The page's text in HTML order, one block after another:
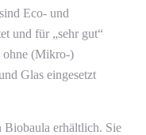
Eco- und
und für „sehr gut“
ohne (Mikro-)
Glas eingesetzt
Biobaula erhältlich. Sie